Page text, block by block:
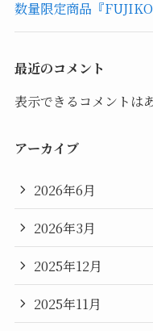
数量限定商品『
最近のコメント
表示できるコメントは
アーカイブ
2026年6月
2026年3月
2025年12月
2025年11月